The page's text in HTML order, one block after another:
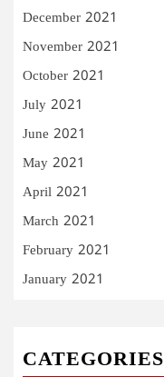
December 2021
November 2021
October 2021
July 2021
June 2021
May 2021
April 2021
March 2021
February 2021
January 2021
CATEGORIES